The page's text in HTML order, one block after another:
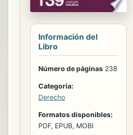
Información del
Libro
Número de páginas 238
Categoría:
Derecho
Formatos disponibles:
PDF, EPUB, MOBI